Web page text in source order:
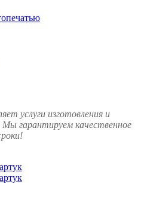
услуги изготовления и
Мы гарантируем качественное